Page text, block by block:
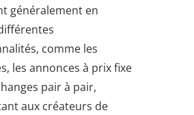
généralement en
comme les
les annonces à prix fixe
pair à pair,
aux créateurs de